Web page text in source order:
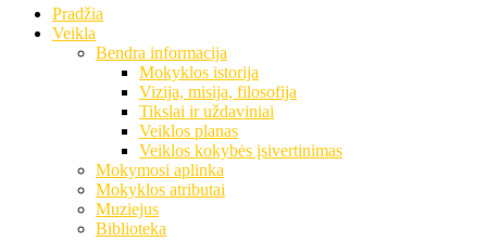
Pradžia
Veikla
Bendra informacija
Mokyklos istorija
Vizija, misija, filosofija
Tikslai ir uždaviniai
Veiklos planas
Veiklos kokybės įsivertinimas
Mokymosi aplinka
Mokyklos atributai
Muziejus
Biblioteka